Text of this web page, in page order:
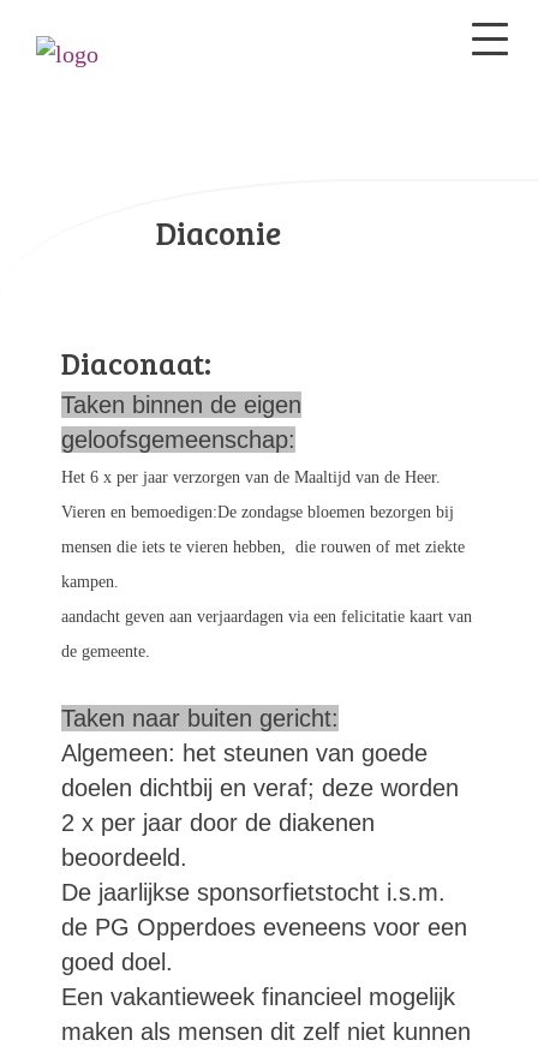
Diaconie
Diaconaat:
Taken binnen de eigen
geloofsgemeenschap:
Het 6 x per jaar verzorgen van de Maaltijd van de Heer.
Vieren en bemoedigen:De zondagse bloemen bezorgen bij
mensen die iets te vieren hebben, die rouwen of met ziekte
kampen.
aandacht geven aan verjaardagen via een felicitatie kaart van
de gemeente.
Taken naar buiten gericht:
Algemeen: het steunen van goede
doelen dichtbij en veraf; deze worden
2 x per jaar door de diakenen
beoordeeld.
De jaarlijkse sponsorfietstocht i.s.m.
de PG Opperdoes eveneens voor een
goed doel.
Een vakantieweek financieel mogelijk
maken als mensen dit zelf niet kunnen